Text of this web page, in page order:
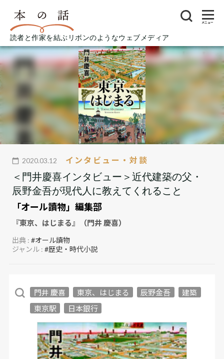
読者と作家を結ぶリボンのようなウェブメディア
メニュー
2020.03.12 インタビュー・対談
＜門井慶喜インタビュー＞近代建築の父・
辰野金吾が現代人に教えてくれること
「オール讀物」編集部
『東京、はじまる』（門井 慶喜）
出典 :#オール讀物
ジャンル :#歴史・時代小説
門井 慶喜 東京、はじまる 辰野金吾
建築
東京駅
日本銀行